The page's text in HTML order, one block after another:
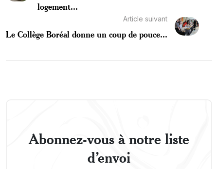
logement...
Article suivant
Le Collège Boréal donne un coup de pouce...
Abonnez-vous à notre liste
d’envoi